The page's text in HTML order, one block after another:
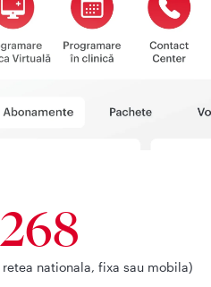
nationala, fixa sau mobila)